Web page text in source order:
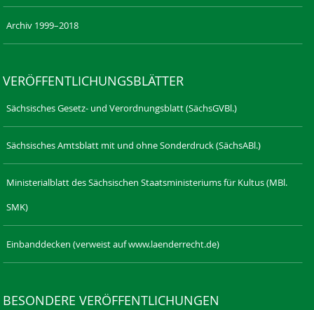
Archiv 1999–2018
VERÖFFENTLICHUNGSBLÄTTER
Sächsisches Gesetz- und Verordnungsblatt (SächsGVBl.)
Sächsisches Amtsblatt mit und ohne Sonderdruck (SächsABl.)
Ministerialblatt des Sächsischen Staatsministeriums für Kultus (MBl.
SMK)
Einbanddecken (verweist auf www.laenderrecht.de)
BESONDERE VERÖFFENTLICHUNGEN